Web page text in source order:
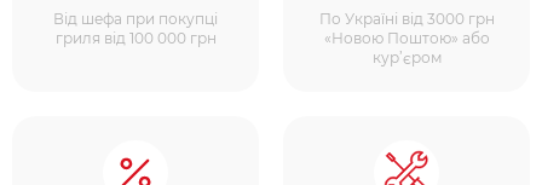
Від шефа при покупці
гриля від 100 000 грн
По Україні від 3000 грн
«Новою Поштою» або
кур’єром